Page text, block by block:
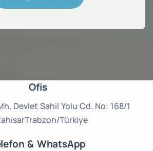
Ofis
Devlet Sahil Yolu Cd. No: 168/1
Trabzon/Türkiye
& WhatsApp